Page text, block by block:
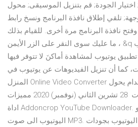
الجودة; قم بتنزيل الموسيقى; محول
تلقي إطلاق نافذة البرنامج ونسخ رابط
نافذة البرنامج مرة أخرى. للقيام بذلك
، ما عليك سوى النقر على الزر الأيمن &q لفتح موقع يوتيوب
يوتيوب لمشاهدة أماكنَ لا تتوفر فيها
كما أن تنزيل الفيديوهات عن يوتيوب في
المنزل Online Video Converter هو موقعٌ سهل الاستخدام يحول
فيديو يوتيوب إلى ملفات 28 تشرين الثاني (نوفمبر) 2020 مميزات
اداة Addoncrop YouTube Downloader. تحويل مقاطع فيديو
اليوتيوب الى صوت MP3. تحميل فيديوهات اليوتيوب بجودات